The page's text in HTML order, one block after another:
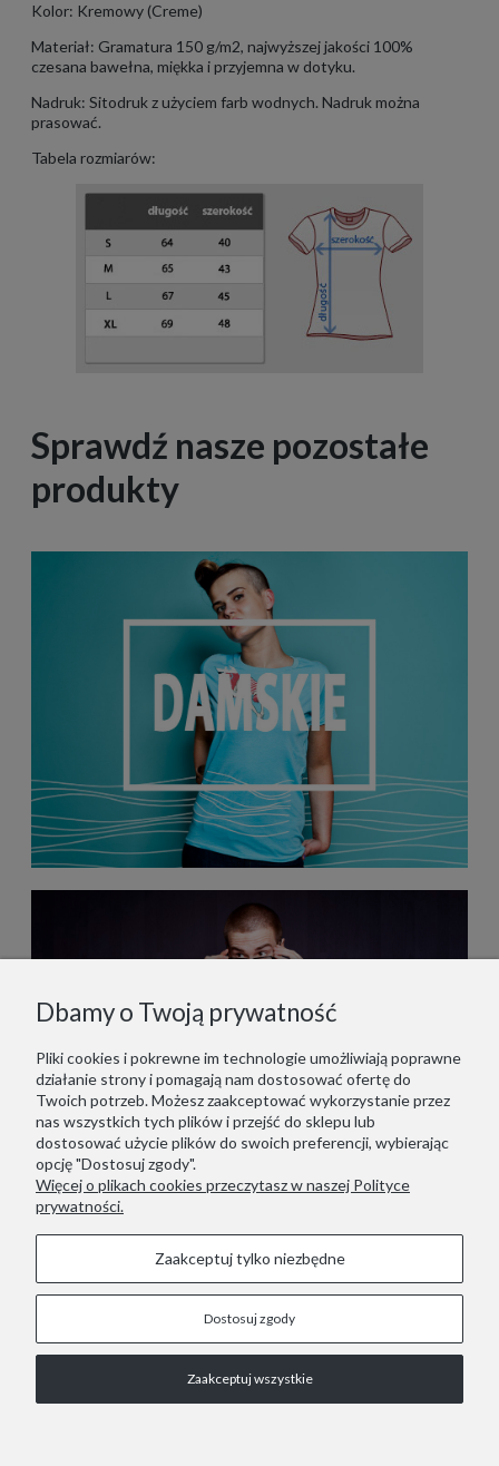
Kolor: Kremowy (Creme)
Materiał: Gramatura 150 g/m2, najwyższej jakości 100%
czesana bawełna, miękka i przyjemna w dotyku.
Nadruk: Sitodruk z użyciem farb wodnych. Nadruk można
prasować.
Tabela rozmiarów:
Sprawdź nasze pozostałe
produkty
STOPKA
COPYRIGHT © 2021 RED LIZARD.
Dbamy o Twoją prywatność
Pliki cookies i pokrewne im technologie umożliwiają poprawne
działanie strony i pomagają nam dostosować ofertę do
Twoich potrzeb. Możesz zaakceptować wykorzystanie przez
nas wszystkich tych plików i przejść do sklepu lub
dostosować użycie plików do swoich preferencji, wybierając
opcję "Dostosuj zgody".
Więcej o plikach cookies przeczytasz w naszej Polityce
prywatności.
Zaakceptuj tylko niezbędne
Dostosuj zgody
Zaakceptuj wszystkie